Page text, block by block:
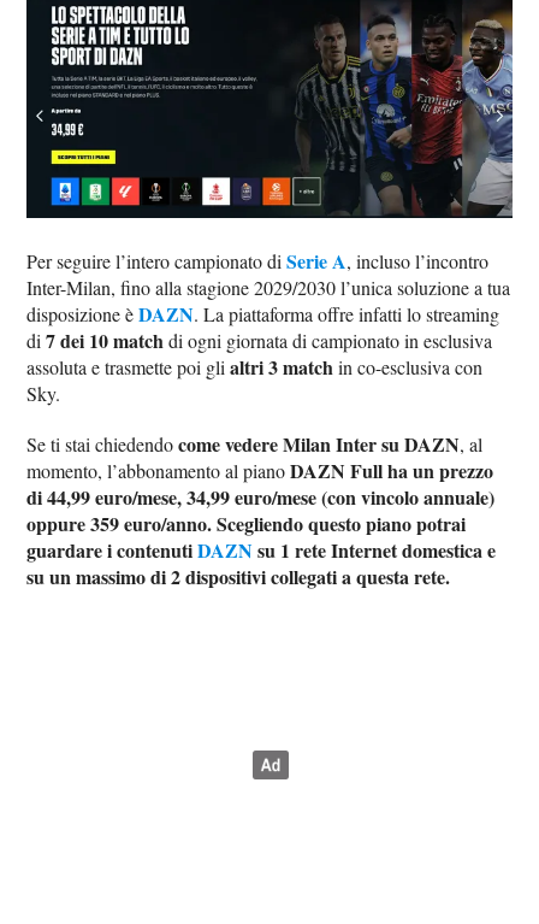
Per seguire l’intero campionato diSerie A, incluso l’incontro
Inter-Milan, fino alla stagione 2029/2030 l’unica soluzione a tua
disposizione èDAZN. La piattaforma offre infatti lo streaming
di7 dei 10 matchdi ogni giornata di campionato in esclusiva
assoluta e trasmette poi glialtri 3 matchin co-esclusiva con
Sky.
Se ti stai chiedendocome vedere Milan Inter su DAZN, al
momento, l’abbonamento al pianoDAZN Full ha un prezzo
di 44,99 euro/mese, 34,99 euro/mese (con vincolo annuale)
oppure 359 euro/anno. Scegliendo questo piano potrai
guardare i contenutiDAZNsu 1 rete Internet domestica e
su un massimo di 2 dispositivi collegati a questa rete.